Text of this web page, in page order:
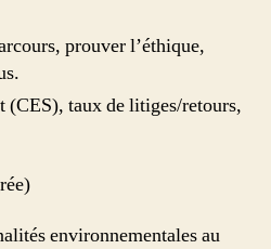
prouver l’éthique,
taux de litiges/retours,
environnementales au